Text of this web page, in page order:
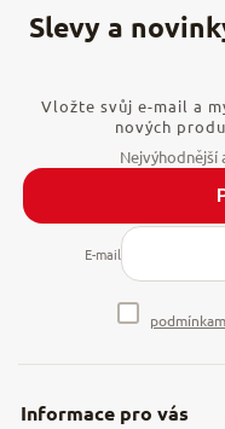
Informace pro vás
Vložte svůj e-mail a
nových
E-mail